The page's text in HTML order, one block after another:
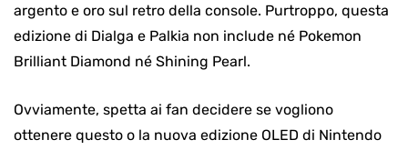
argento e oro sul retro della console. Purtroppo, questa
edizione di Dialga e Palkia non include né Pokemon
Brilliant Diamond né Shining Pearl.
Ovviamente, spetta ai fan decidere se vogliono
ottenere questo o la nuova edizione OLED di Nintendo